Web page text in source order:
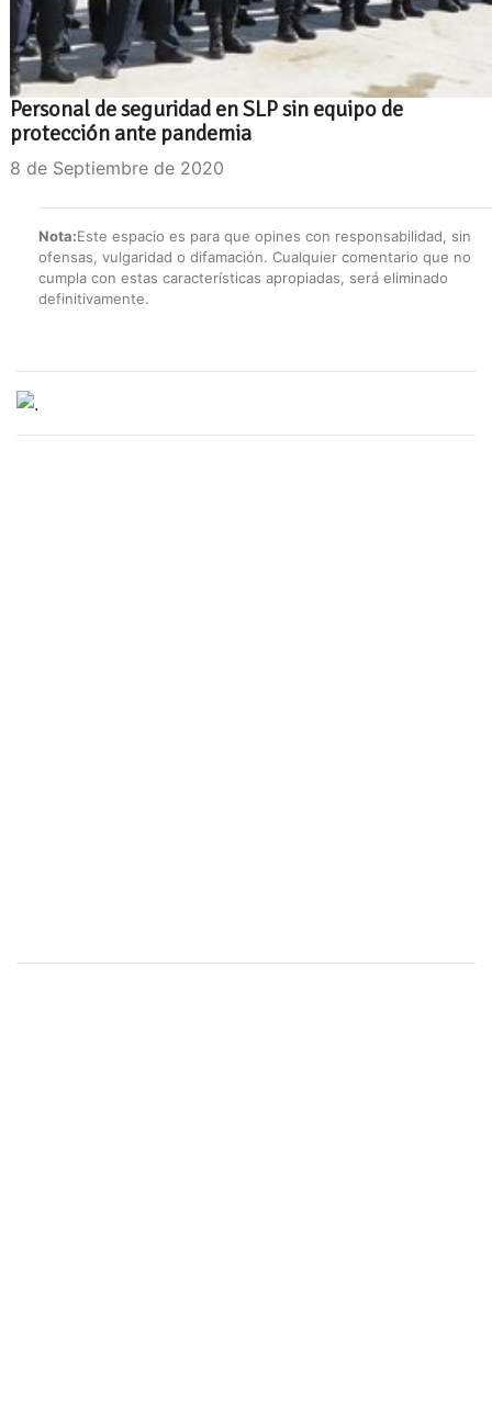
Personal de seguridad en SLP sin equipo de
protección ante pandemia
8 de Septiembre de 2020
Nota:Este espacio es para que opines con responsabilidad, sin
ofensas, vulgaridad o difamación. Cualquier comentario que no
cumpla con estas características apropiadas, será eliminado
definitivamente.